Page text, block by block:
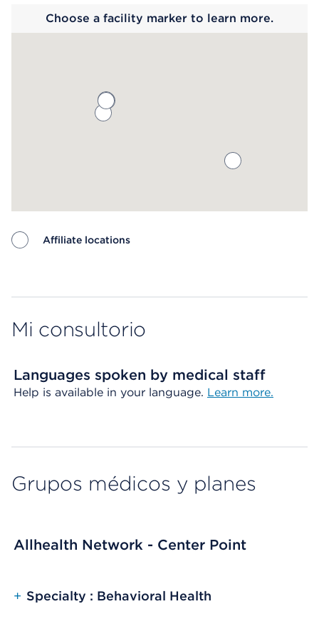
Choose a facility marker to learn more.
Affiliate locations
Mi consultorio
Languages spoken by medical staff
Help is available in your language. Learn more.
Grupos médicos y planes
Allhealth Network - Center Point
+ Specialty : Behavioral Health